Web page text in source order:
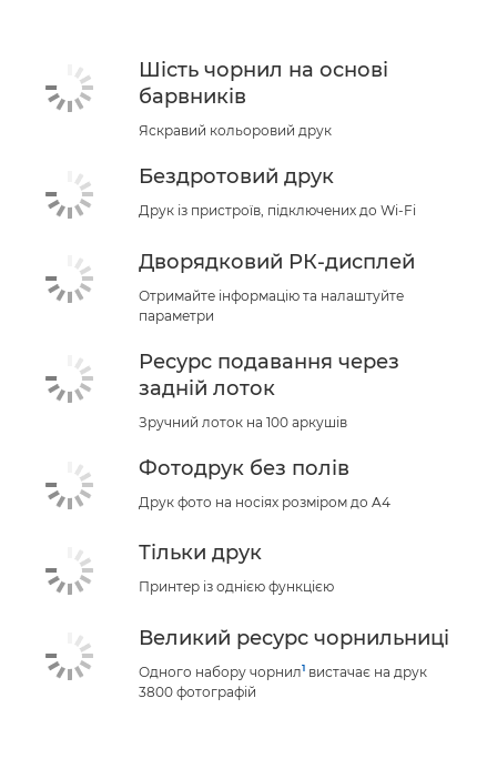
Шість чорнил на основі
барвників
Яскравий кольоровий друк
Бездротовий друк
Друк із пристроїв, підключених до Wi-Fi
Дворядковий РК-дисплей
Отримайте інформацію та налаштуйте
параметри
Ресурс подавання через
задній лоток
Зручний лоток на 100 аркушів
Фотодрук без полів
Друк фото на носіях розміром до A4
Тільки друк
Принтер із однією функцією
Великий ресурс чорнильниці
Одного набору чорнил1 вистачає на друк
3800 фотографій